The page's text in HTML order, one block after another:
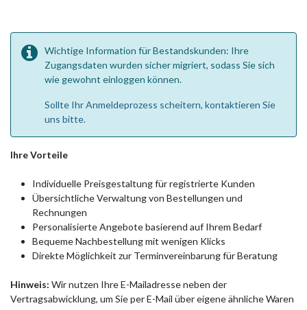
Wichtige Information für Bestandskunden: Ihre
Zugangsdaten wurden sicher migriert, sodass Sie sich
wie gewohnt einloggen können.
Sollte Ihr Anmeldeprozess scheitern, kontaktieren Sie
uns bitte.
Ihre Vorteile
Individuelle Preisgestaltung für registrierte Kunden
Übersichtliche Verwaltung von Bestellungen und
Rechnungen
Personalisierte Angebote basierend auf Ihrem Bedarf
Bequeme Nachbestellung mit wenigen Klicks
Direkte Möglichkeit zur Terminvereinbarung für Beratung
Hinweis: Wir nutzen Ihre E-Mailadresse neben der
Vertragsabwicklung, um Sie per E-Mail über eigene ähnliche Waren